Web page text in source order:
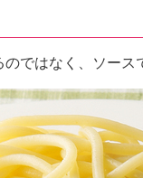
見
つ
け
よ
。
N
H
ではなく、ソー